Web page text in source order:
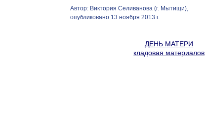
Автор: Виктория Селиванова (г. Мытищи),
опубликовано 13 ноября 2013 г.
ДЕНЬ МАТЕРИ
кладовая материалов